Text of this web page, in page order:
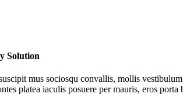
Solution
mus sociosqu convallis, mollis
platea iaculis posuere per mauris, eros